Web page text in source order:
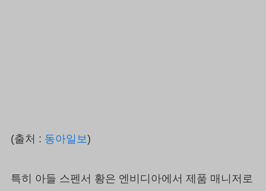
(출처 : 동아일보)
특히 아들 스펜서 황은 엔비디아에서 제품 매니저로